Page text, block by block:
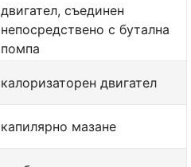
двигател, съединен
непосредствено с бутална
помпа
калоризаторен двигател
капилярно мазане